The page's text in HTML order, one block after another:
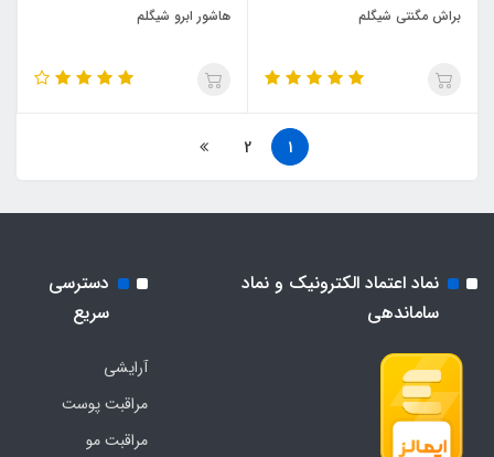
براش مگنتی شیگلم هاشور ابرو شیگلم
1
2
نماد اعتماد الکترونیک و نماد
ساماندهی
دسترسی
سریع
آرایشی
مراقبت پوست
مراقبت مو